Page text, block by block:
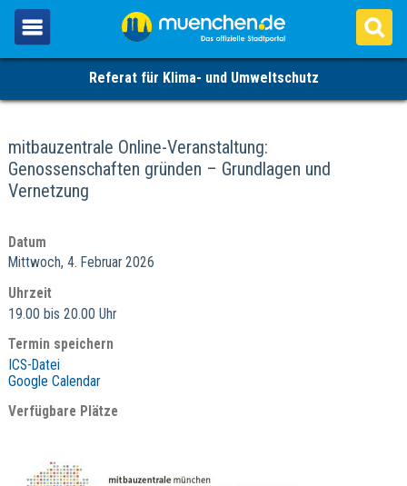
Referat für Klima- und Umweltschutz
mitbauzentrale Online-Veranstaltung:
Genossenschaften gründen – Grundlagen und
Vernetzung
Datum
Mittwoch, 4. Februar 2026
Uhrzeit
19.00 bis 20.00 Uhr
Termin speichern
ICS-Datei
Google Calendar
Verfügbare Plätze